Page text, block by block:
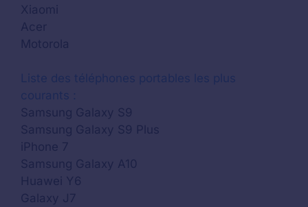
Xiaomi
Acer
Motorola
Liste des téléphones portables les plus
courants :
Samsung Galaxy S9
Samsung Galaxy S9 Plus
iPhone 7
Samsung Galaxy A10
Huawei Y6
Galaxy J7